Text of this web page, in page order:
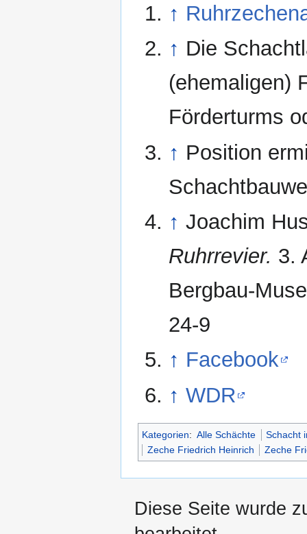
↑
↑ Die
(ehemaligen)
Förderturms
↑ Position
↑ Joachim
Ruhrrevier. 3.
Bergbau-
24-9
↑ Facebook
↑ WDR
Kategorien: Alle Schächte
Schacht
Zeche Friedrich Heinrich
Zeche
Diese Seite wurde